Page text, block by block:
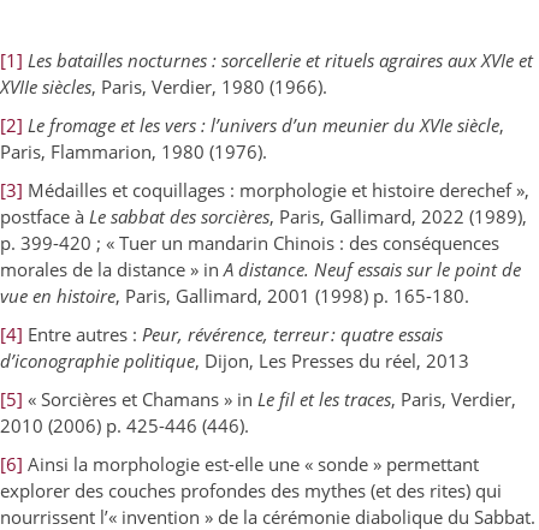
[1] Les batailles nocturnes : sorcellerie et rituels agraires aux XVIe et
XVIIe siècles, Paris, Verdier, 1980 (1966).
[2] Le fromage et les vers : l’univers d’un meunier du XVIe siècle,
Paris, Flammarion, 1980 (1976).
[3] Médailles et coquillages : morphologie et histoire derechef »,
postface à Le sabbat des sorcières, Paris, Gallimard, 2022 (1989),
p. 399-420 ; « Tuer un mandarin Chinois : des conséquences
morales de la distance » inA distance. Neuf essais sur le point de
vue en histoire, Paris, Gallimard, 2001 (1998) p. 165-180.
[4] Entre autres : Peur, révérence, terreur : quatre essais
d’iconographie politique, Dijon, Les Presses du réel, 2013
[5] « Sorcières et Chamans » in Le fil et les traces, Paris, Verdier,
2010 (2006) p. 425-446 (446).
[6] Ainsi la morphologie est-elle une « sonde » permettant
explorer des couches profondes des mythes (et des rites) qui
nourrissent l’« invention » de la cérémonie diabolique du Sabbat.